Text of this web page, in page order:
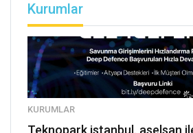
Kurumlar
KURUMLAR
teknopark i̇stanbul, aselsan ile birlikte